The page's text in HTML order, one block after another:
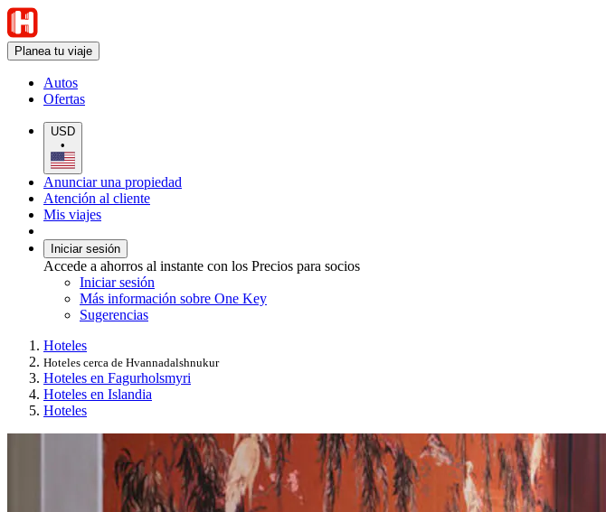
Planea tu viaje
Autos
Ofertas
USD
•
Anunciar una propiedad
Atención al cliente
Mis viajes
Iniciar sesión
Accede a ahorros al instante con los Precios para socios
Iniciar sesión
Más información sobre One Key
Sugerencias
Hoteles
Hoteles cerca de Hvannadalshnukur
Hoteles en Fagurholsmyri
Hoteles en Islandia
Hoteles